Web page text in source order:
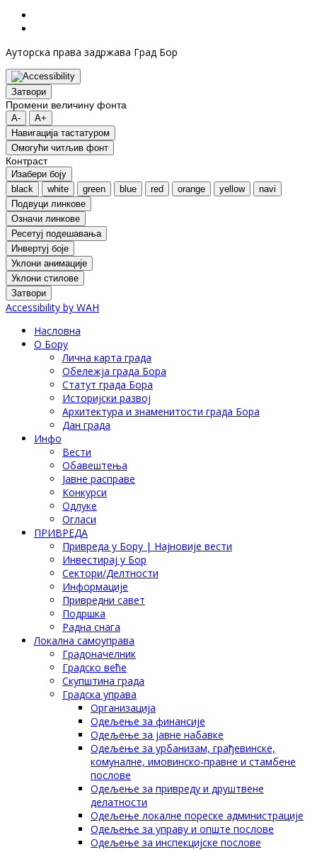
Ауторска права задржава Град Бор
Затвори
Промени величину фонта
A-
A+
Навигација тастатуром
Oмогући читљив фонт
Контраст
Изабери боју
black
white green blue red orange yellow
navi
Подвуци линкове
Означи линкове
Ресетуј подешавања
Инвертуј боје
Уклони анимације
Уклони стилове
Затвори
Accessibility by WAH
Насловна
О Бору
Лична карта града
Обележја града Бора
Статут града Бора
Историјски развој
Архитектура и знаменитости града Бора
Дан града
Инфо
Вести
Обавештења
Јавне расправе
Конкурси
Одлуке
Огласи
ПРИВРЕДА
Привреда у Бору | Најновије вести
Инвестирај у Бор
Сектори/Делтности
Информације
Привредни савет
Подршка
Радна снага
Локална самоуправа
Градоначелник
Градско веће
Скупштина града
Градска управа
Организација
Одељење за финансије
Одељење за јавне набавке
Одељење за урбанизам, грађевинске,
комуналне, имовинско-правне и стамбене
послове
Одељење за привреду и друштвене
делатности
Одељење локалне пореске администрације
Одељење за управу и опште послове
Одељење за инспекцијске послове